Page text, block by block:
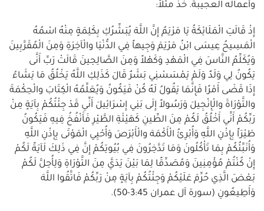
وأعماله العجيبة. خذ مثلاً:
إِذْ قَالَتِ الْمَلَائِكَةُ يَا مَرْيَمُ إِنَّ اللَّهَ يُبَشِّرُكِ بِكَلِمَةٍ مِنْهُ اسْمُهُ
الْمَسِيحُ عِيسَى ابْنُ مَرْيَمَ وَجِيهاً فِي الدُّنْيَا والْآخِرَةِ وَمِنَ الْمُقَرَّبِينَ
وَيُكَلِّمُ النَّاسَ فِي الْمَهْدِ وَكَهْلاً وَمِنَ الصَّالِحِينَ قَالَتْ رَبِّ أَنَّى
يَكُونُ لِي وَلَدٌ وَلَمْ يَمْسَسْنِي بَشَرٌ قَالَ كَذَلِكِ اللَّهُ يَخْلُقُ مَا يَشَاءُ
إِذَا قَضَى أَمْرًا فَإِنَّمَا يَقُولُ لَهُ كُنْ فَيَكُونُ وَيُعَلِّمُهُ الْكِتَابَ والْحِكْمَةَ
والتَّوْرَاةَ والْإِنْجِيلَ وَرَسُولاً إِلَى بَنِي إِسْرَائِيلَ أَنِّي قَدْ جِئْتُكُمْ بِآيَةٍ مِنْ
رَبِّكُمْ أَنِّي أَخْلُقُ لَكُمْ مِنَ الطِّينِ كَهَيْئَةِ الطَّيْرِ فَأَنْفُخُ فِيهِ فَيَكُونُ
طَيْرَاً بِإِذْنِ اللَّهِ وَأُبْرِئُ الْأَكْمَهَ والْأَبْرَصَ وَأُحْيِي الْمَوْتَى بِإِذْنِ اللَّهِ
وَأُنَبِّئُكُمْ بِمَا تَأْكُلُونَ وَمَا تَدَّخِرُونَ فِي بُيُوتِكُمْ إِنَّ فِي ذَلِكَ لَآيَةً لَكُمْ
إِنْ كُنْتُمْ مُؤْمِنِينَ وَمُصَدِّقًا لِمَا بَيْنَ يَدَيَّ مِنَ التَّوْرَاةِ وَلِأُحِلَّ لَكُمْ
بَعْضَ الَّذِي حُرِّمَ عَلَيْكُمْ وَجِئْتُكُمْ بِآيَةٍ مِنْ رَبِّكُمْ فَاتَّقُوا اللَّهَ
وَأَطِيعُونِ (سورة آل عمران 3:45-50).